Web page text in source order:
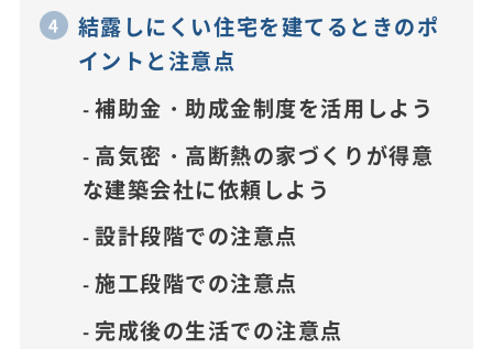
結露しにくい住宅を建てるときのポ
イントと注意点
補助金・助成金制度を活用しよう
高気密・高断熱の家づくりが得意
な建築会社に依頼しよう
設計段階での注意点
施工段階での注意点
完成後の生活での注意点